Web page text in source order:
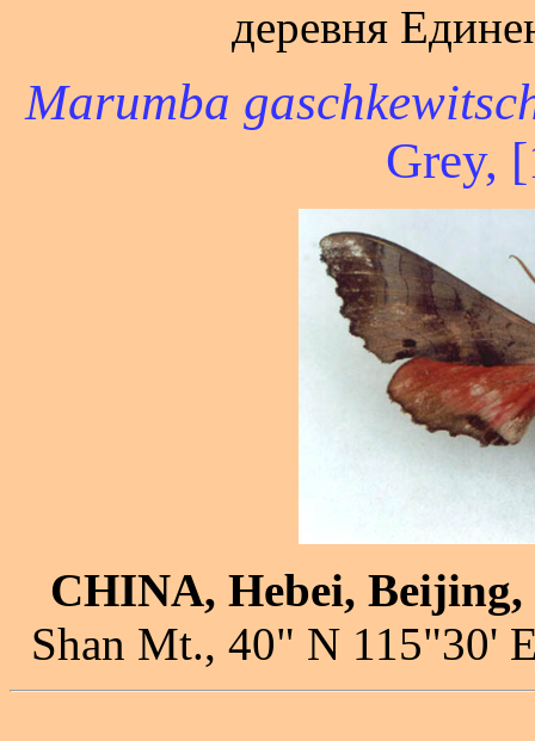
деревня
Marumba
Grey,
CHINA, Hebei, Beijing,
Shan Mt., 40" N 115"30'